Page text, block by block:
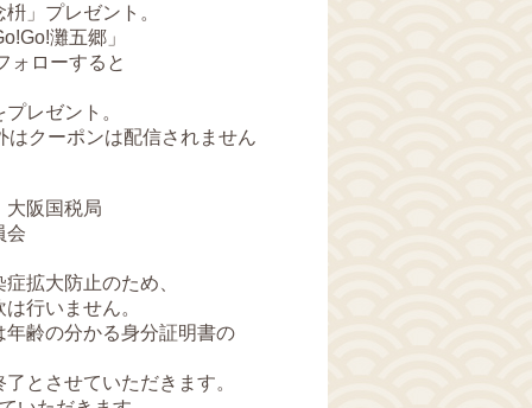
」プレゼント。
灘五郷」
ローすると
レゼント。
クーポンは配信されません
大阪国税局
会
拡大防止のため、
行いません。
齢の分かる身分証明書の
とさせていただきます。